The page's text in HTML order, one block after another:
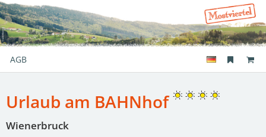
AGB
Urlaub am BAHNhof
Wienerbruck